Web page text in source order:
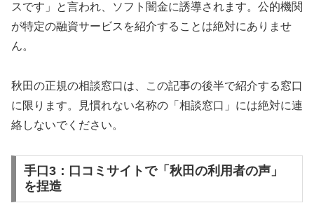
スです」と言われ、ソフト闇金に誘導されます。公的機関
が特定の融資サービスを紹介することは絶対にありませ
ん。
秋田の正規の相談窓口は、この記事の後半で紹介する窓口
に限ります。見慣れない名称の「相談窓口」には絶対に連
絡しないでください。
手口3：口コミサイトで「秋田の利用者の声」
を捏造